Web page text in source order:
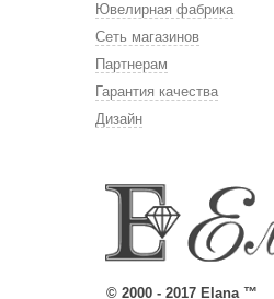
Ювелирная фабрика
Сеть магазинов
Партнерам
Гарантия качества
Дизайн
© 2000 - 2017 Elana ™